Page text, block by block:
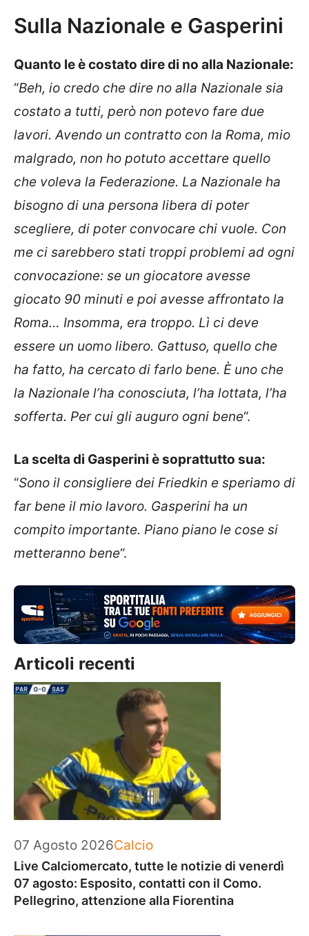
Sulla Nazionale e Gasperini
Quanto le è costato dire di no alla Nazionale:
“Beh, io credo che dire no alla Nazionale sia
costato a tutti, però non potevo fare due
lavori. Avendo un contratto con la Roma, mio
malgrado, non ho potuto accettare quello
che voleva la Federazione. La Nazionale ha
bisogno di una persona libera di poter
scegliere, di poter convocare chi vuole. Con
me ci sarebbero stati troppi problemi ad ogni
convocazione: se un giocatore avesse
giocato 90 minuti e poi avesse affrontato la
Roma… Insomma, era troppo. Lì ci deve
essere un uomo libero. Gattuso, quello che
ha fatto, ha cercato di farlo bene. È uno che
la Nazionale l’ha conosciuta, l’ha lottata, l’ha
sofferta. Per cui gli auguro ogni bene“.
La scelta di Gasperini è soprattutto sua:
“Sono il consigliere dei Friedkin e speriamo di
far bene il mio lavoro. Gasperini ha un
compito importante. Piano piano le cose si
metteranno bene“.
Articoli recenti
07 Agosto 2026Categorie
Calcio
Live Calciomercato, tutte le notizie di venerdì
07 agosto: Esposito, contatti con il Como.
Pellegrino, attenzione alla Fiorentina